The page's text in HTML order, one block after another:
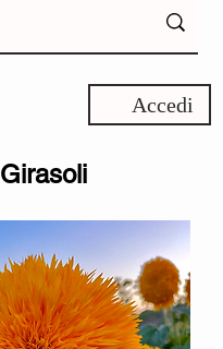
Accedi
Girasoli